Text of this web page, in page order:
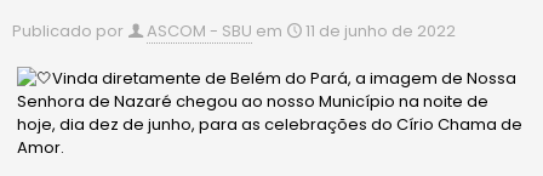
Publicado por ASCOM - SBU em 11 de junho de 2022
Vinda diretamente de Belém do Pará, a imagem de Nossa
Senhora de Nazaré chegou ao nosso Município na noite de
hoje, dia dez de junho, para as celebrações do Círio Chama de
Amor.